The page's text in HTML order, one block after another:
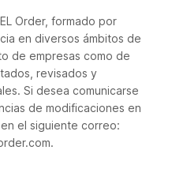
Order, formado por
en diversos ámbitos de
de empresas como de
revisados y
Si desea comunicarse
de modificaciones en
el siguiente correo: